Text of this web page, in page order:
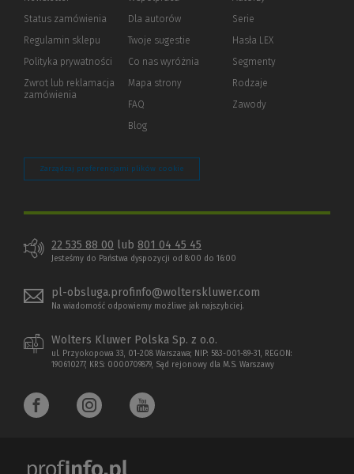
Status zamówienia
Regulamin sklepu
Polityka prywatności (Nowe
(Link
innej
Zwrot lub reklamacja
zamówienia
Dla autorów(Nowe
(Link
innej
strony)
Twoje sugestie
Co nas wyróżnia
Mapa strony
FAQ
Blog
Serie
Hasła LEX
Segmenty
Rodzaje
Zawody
Zarządzaj preferencjami plików cookie
22 535 88 00 lub 801 04 45 45
Jesteśmy do Państwa dyspozycji od 8:00 do 16:00
pl-obsluga.profinfo@wolterskluwer.com
Na wiadomość odpowiemy możliwe jak najszybciej.
Wolters Kluwer Polska Sp. z o.o.
ul. Przyokopowa 33, 01-208 Warszawa; NIP: 583-001-89-31, REGON:
190610277, KRS: 0000709879, Sąd rejonowy dla M.S. Warszawy